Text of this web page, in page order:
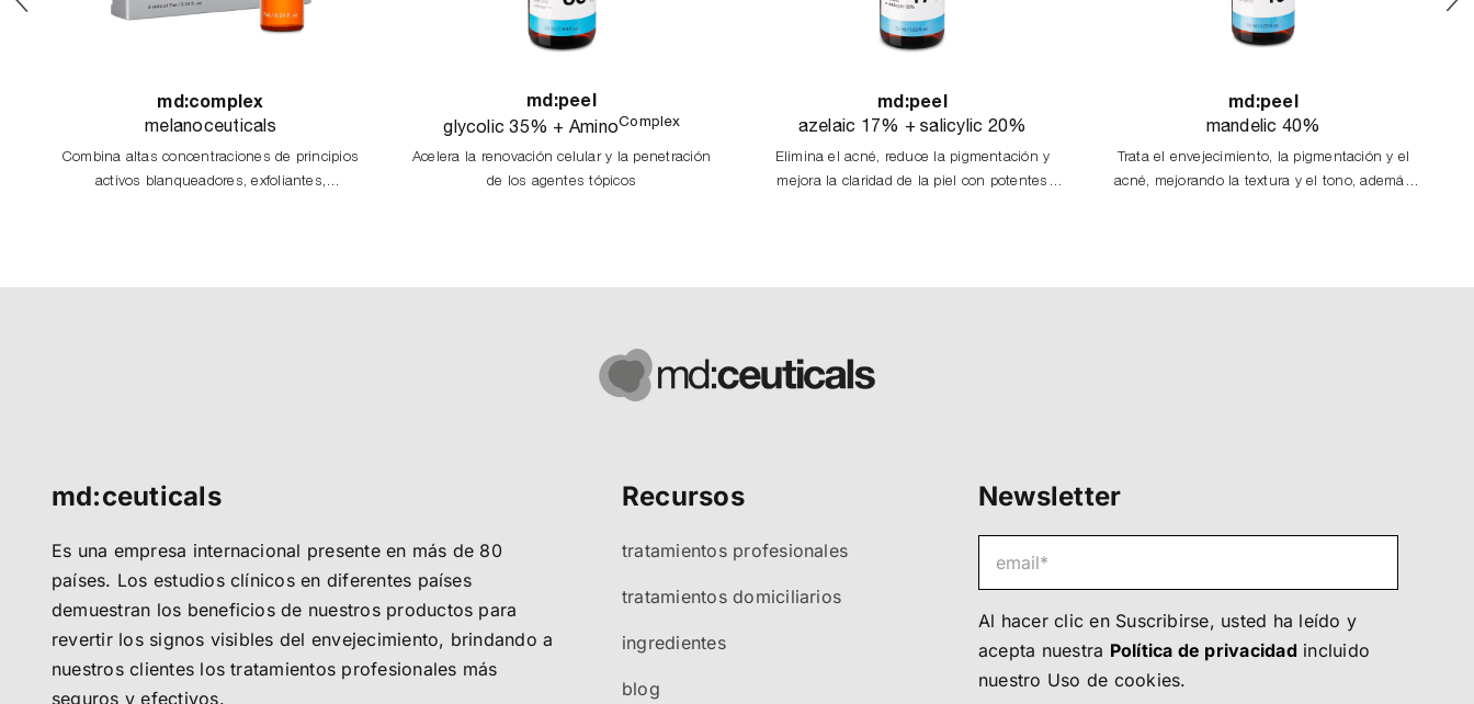
md:complex
melanoceuticals
Combina altas concentraciones de principios
activos blanqueadores, exfoliantes,
md:peel
glycolic 35% + AminoComplex
Acelera la renovación celular y la penetración
de los agentes tópicos
md:peel
azelaic 17% + salicylic 20%
Elimina el acné, reduce la pigmentación y
mejora la claridad de la piel con potentes
md:peel
mandelic 40%
Trata el envejecimiento, la pigmentación y el
acné, mejorando la textura y el tono, además
md:ceuticals
Es una empresa internacional presente en más de 80
países. Los estudios clínicos en diferentes países
demuestran los beneficios de nuestros productos para
revertir los signos visibles del envejecimiento, brindando a
nuestros clientes los tratamientos profesionales más
seguros y efectivos.
Recursos
tratamientos profesionales
tratamientos domiciliarios
ingredientes
blog
Newsletter
Al hacer clic en Suscribirse, usted ha leído y
acepta nuestra Política de privacidad incluido
nuestro Uso de cookies.